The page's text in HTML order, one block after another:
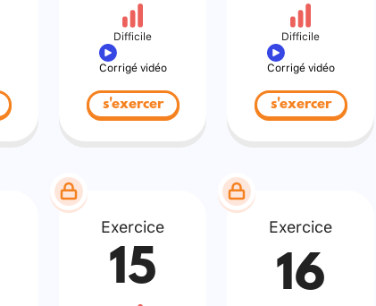
Difficile
Corrigé vidéo
s'exercer
Difficile
Corrigé vidéo
s'exercer
Exercice
15
Exercice
16